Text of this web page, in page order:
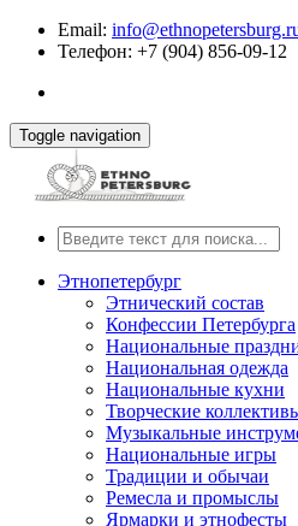
Email:
Телефон: +7 (904) 856-09-12
Toggle navigation
Этнопетербург
Этнический состав
Конфессии Петербурга
Национальные
Национальная одежда
Национальные кухни
Творческие
Музыкальные
Национальные игры
Традиции и обычаи
Ремесла и промыслы
Ярмарки и этнофесты